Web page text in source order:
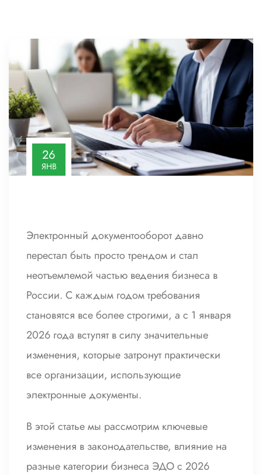
26
ЯНВ
Электронный документооборот давно
перестал быть просто трендом и стал
неотъемлемой частью ведения бизнеса в
России. С каждым годом требования
становятся все более строгими, а с 1 января
2026 года вступят в силу значительные
изменения, которые затронут практически
все организации, использующие
электронные документы.
В этой статье мы рассмотрим ключевые
изменения в законодательстве, влияние на
разные категории бизнеса ЭДО с 2026